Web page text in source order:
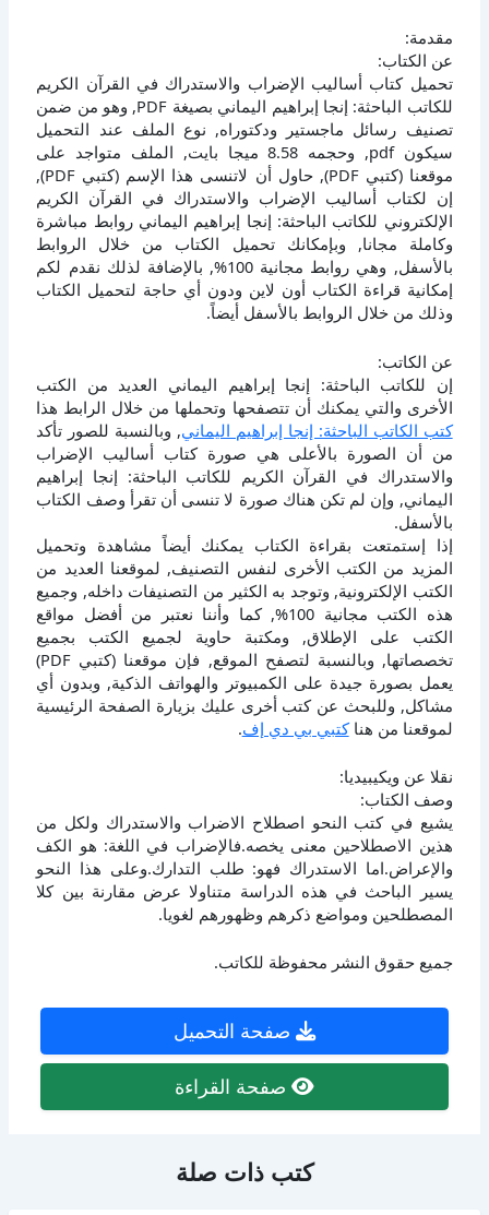
مقدمة:
عن الكتاب:
تحميل كتاب أساليب الإضراب والاستدراك في القرآن الكريم
للكاتب الباحثة: إنجا إبراهيم اليماني بصيغة PDF, وهو من ضمن
تصنيف رسائل ماجستير ودكتوراه, نوع الملف عند التحميل
سيكون pdf, وحجمه 8.58 ميجا بايت, الملف متواجد على
موقعنا (كتبي PDF), حاول أن لاتنسى هذا الإسم (كتبي PDF),
إن لكتاب أساليب الإضراب والاستدراك في القرآن الكريم
الإلكتروني للكاتب الباحثة: إنجا إبراهيم اليماني روابط مباشرة
وكاملة مجانا, وبإمكانك تحميل الكتاب من خلال الروابط
بالأسفل, وهي روابط مجانية 100%, بالإضافة لذلك نقدم لكم
إمكانية قراءة الكتاب أون لاين ودون أي حاجة لتحميل الكتاب
وذلك من خلال الروابط بالأسفل أيضاً.
عن الكاتب:
إن للكاتب الباحثة: إنجا إبراهيم اليماني العديد من الكتب
الأخرى والتي يمكنك أن تتصفحها وتحملها من خلال الرابط هذا
كتب الكاتب الباحثة: إنجا إبراهيم اليماني, وبالنسبة للصور تأكد
من أن الصورة بالأعلى هي صورة كتاب أساليب الإضراب
والاستدراك في القرآن الكريم للكاتب الباحثة: إنجا إبراهيم
اليماني, وإن لم تكن هناك صورة لا تنسى أن تقرأ وصف الكتاب
بالأسفل.
إذا إستمتعت بقراءة الكتاب يمكنك أيضاً مشاهدة وتحميل
المزيد من الكتب الأخرى لنفس التصنيف, لموقعنا العديد من
الكتب الإلكترونية, وتوجد به الكثير من التصنيفات داخله, وجميع
هذه الكتب مجانية 100%, كما وأننا نعتبر من أفضل مواقع
الكتب على الإطلاق, ومكتبة حاوية لجميع الكتب بجميع
تخصصاتها, وبالنسبة لتصفح الموقع, فإن موقعنا (كتبي PDF)
يعمل بصورة جيدة على الكمبيوتر والهواتف الذكية, وبدون أي
مشاكل, وللبحث عن كتب أخرى عليك بزيارة الصفحة الرئيسية
لموقعنا من هناكتبي بي دي إف.
نقلا عن ويكيبيديا:
وصف الكتاب:
يشيع في كتب النحو اصطلاح الاضراب والاستدراك ولكل من
هذين الاصطلاحين معنى يخصه.فالإضراب في اللغة: هو الكف
والإعراض.اما الاستدراك فهو: طلب التدارك.وعلى هذا النحو
يسير الباحث في هذه الدراسة متناولا عرض مقارنة بين كلا
المصطلحين ومواضع ذكرهم وظهورهم لغويا.
جميع حقوق النشر محفوظة للكاتب.
صفحة التحميل
صفحة القراءة
كتب ذات صلة